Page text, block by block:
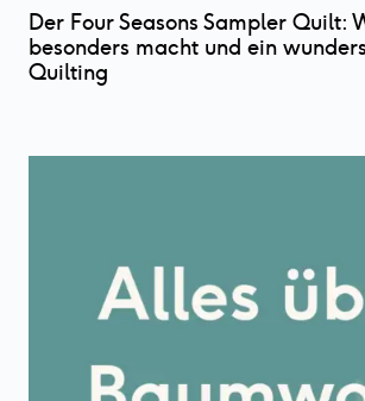
Der Four Seasons Sampler Quilt:
besonders macht und ein
Quilting